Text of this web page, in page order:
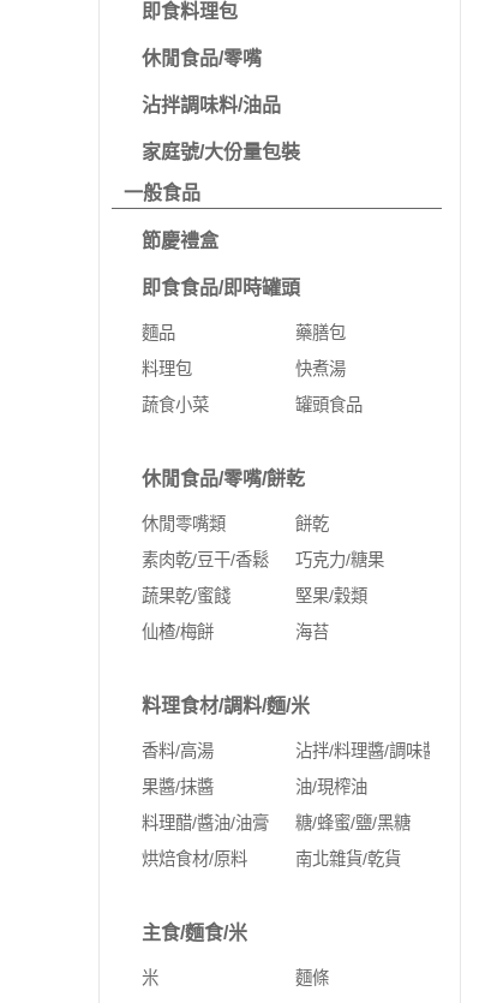
即食料理包
休閒食品/零嘴
沾拌調味料/油品
家庭號/大份量包裝
一般食品
節慶禮盒
即食食品/即時罐頭
麵品
藥膳包
料理包
快煮湯
蔬食小菜
罐頭食品
休閒食品/零嘴/餅乾
休閒零嘴類
餅乾
素肉乾/豆干/香鬆
巧克力/糖果
蔬果乾/蜜餞
堅果/穀類
仙楂/梅餅
海苔
料理食材/調料/麵/米
香料/高湯
沾拌/料理醬/調味醬料
果醬/抹醬
油/現榨油
料理醋/醬油/油膏
糖/蜂蜜/鹽/黑糖
烘焙食材/原料
南北雜貨/乾貨
主食/麵食/米
米
麵條